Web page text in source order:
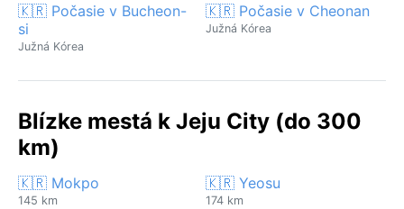
🇰🇷 Počasie v Bucheon-
si
Južná Kórea
🇰🇷 Počasie v Cheonan
Južná Kórea
Blízke mestá k Jeju City (do 300
km)
🇰🇷 Mokpo
145 km
🇰🇷 Yeosu
174 km